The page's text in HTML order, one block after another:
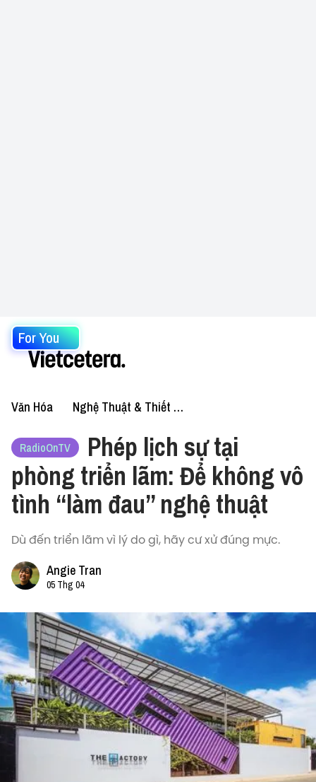
For You
Văn Hóa Nghệ Thuật & Thiết Kế
RadioOnTV
Phép lịch sự tại
phòng triển lãm: Để không vô
tình “làm đau” nghệ thuật
Dù đến triển lãm vì lý do gì, hãy cư xử đúng mực.
Angie Tran
05 Thg 04